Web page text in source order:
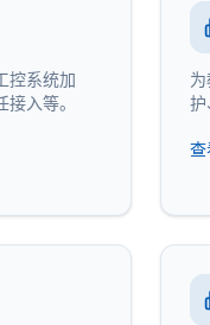
控系统加
入等。